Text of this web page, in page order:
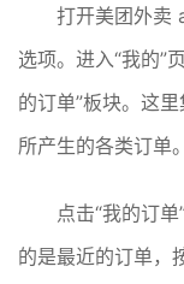
打开美团外卖
选项。进入“我的”
的订单”板块。这
所产生的各类订单。
点击“我的订
的是最近的订单，